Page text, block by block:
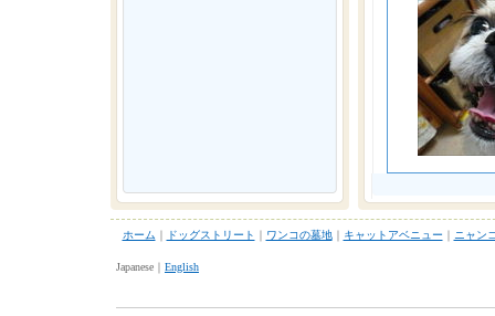
ホーム ｜ ドッグストリート ｜ ワンコの墓地｜ キャットアベニュー ｜ ニャン
Japanese｜ English